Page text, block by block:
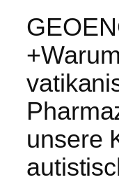
unsere